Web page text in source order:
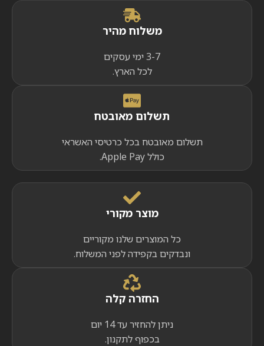
משלוח מהיר
3-7 ימי עסקים
לכל הארץ.
תשלום מאובטח
תשלום מאובטח בכל כרטיסי האשראי
כולל Apple Pay.
מוצר מקורי
כל המוצרים שלנו מקוריים
ונבדקים בקפידה לפני המשלוח.
החזרה קלה
ניתן להחזיר עד 14 יום
בכפוף לתקנון.